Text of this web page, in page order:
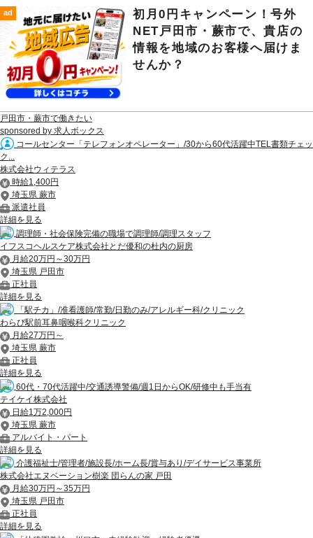
ad
初月0円キャンペーン！号外
NET戸田市・蕨市で、貴店の
情報を地域のお客様へ届けま
せんか？
戸田市・蕨市で働きたい
sponsored by 求人ボックス
コールセンター「テレフォンオペレーター」/30から60代活躍中TEL書類チェッ
ク...
株式会社ウィテラス
時給1,400円
埼玉県 蕨市
派遣社員
詳細を見る
調理師・社会保険完備の職場で調理師/調理スタッフ
イフスコヘルスケア株式会社とだ優和の杜内の厨房
月給20万円～30万円
埼玉県 戸田市
正社員
詳細を見る
「駅チカ」/准看護師/常勤/日勤のみ/アレルギー科/クリニック
わらび駅前耳鼻咽喉科クリニック
月給27万円～
埼玉県 蕨市
正社員
詳細を見る
60代・70代活躍中/交通誘導警備/週1日からOK/研修中も手当有
テイケイ株式会社
日給1万2,000円
埼玉県 蕨市
アルバイト・パート
詳細を見る
介護福祉士/管理者/施設長/ホーム長/賞与あり/デイサービス事業所
株式会社エヌベーション樹楽 団らんの家 戸田
月給30万円～35万円
埼玉県 戸田市
正社員
詳細を見る